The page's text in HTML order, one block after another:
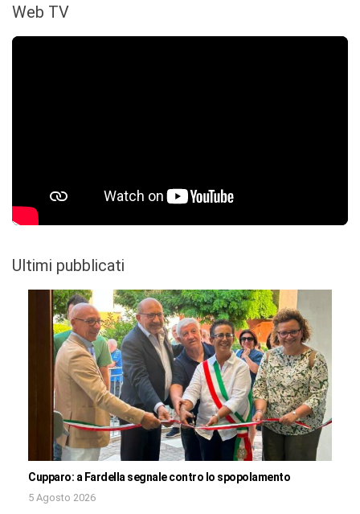
Web TV
Ultimi pubblicati
Cupparo: a Fardella segnale contro lo spopolamento
5 Agosto 2026